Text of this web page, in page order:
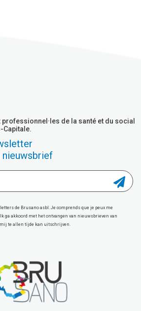
professionnel·les de la santé et du social
Capitale.
nieuwsbrief
de Brusano asbl. Je comprends que je peux me
ga akkoord met het ontvangen van nieuwsbrieven van
te allen tijde kan uitschrijven.